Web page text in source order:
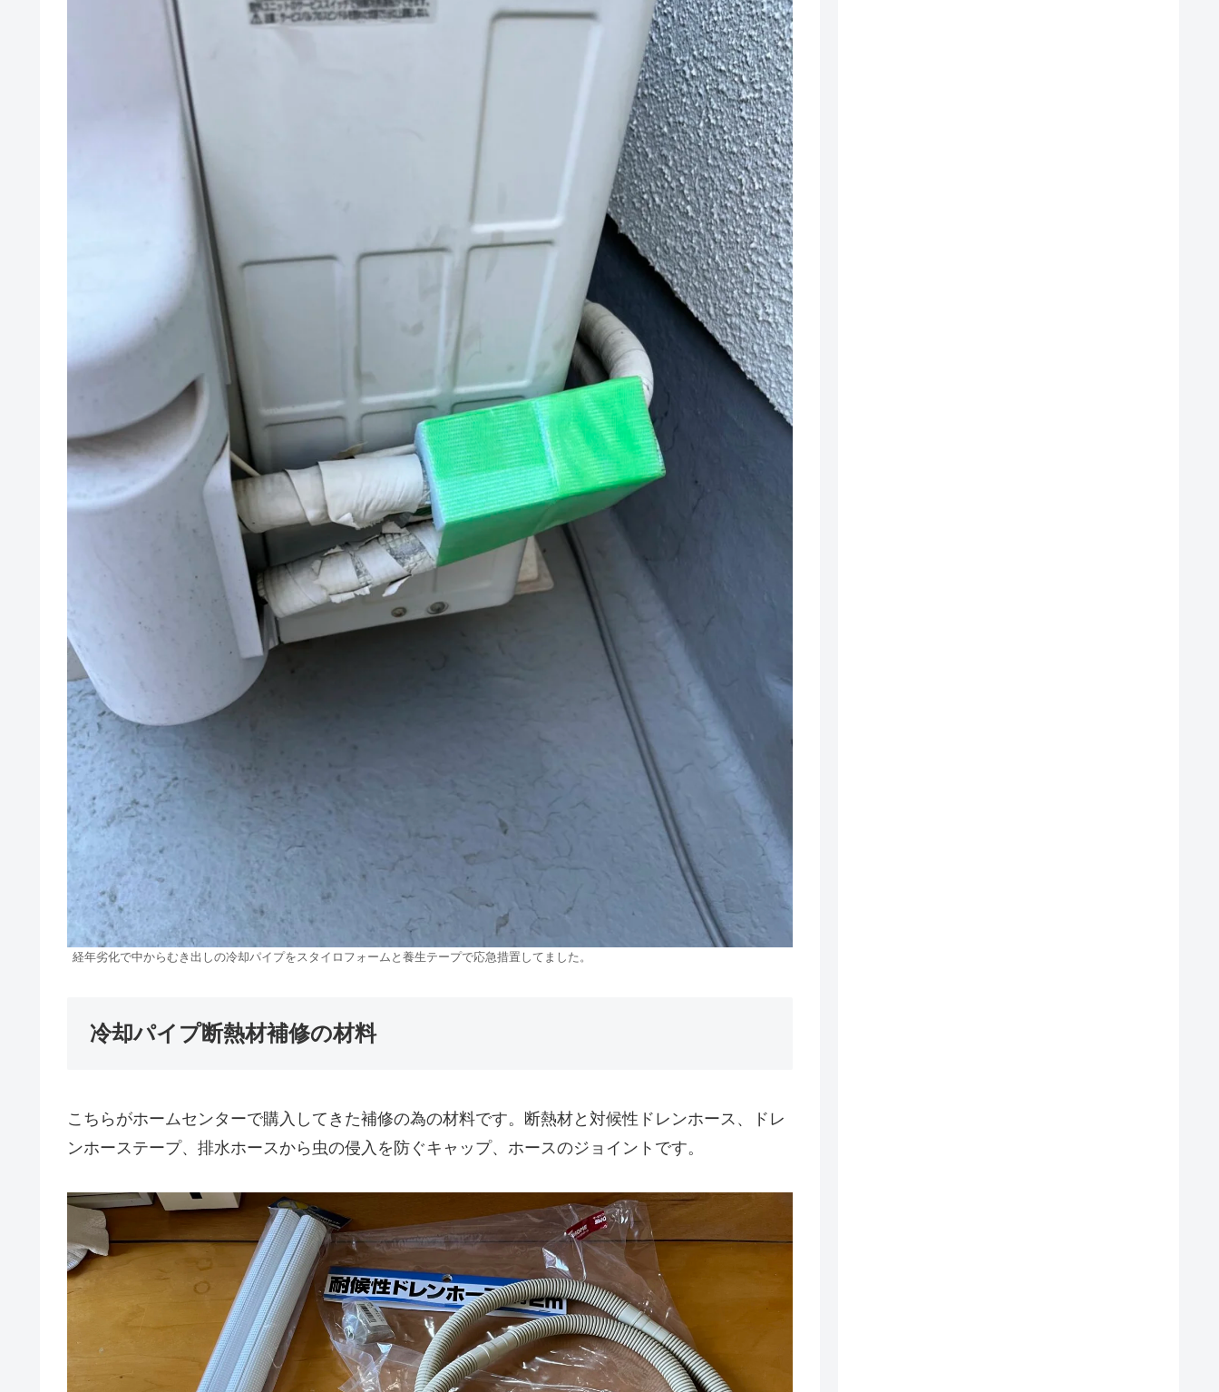
経年劣化で中からむき出しの冷却パイプをスタイロフォームと養生テープで応急措置してました。
冷却パイプ断熱材補修の材料
こちらがホームセンターで購入してきた補修の為の材料です。断熱材と対候性ドレンホース、ドレ
ンホーステープ、排水ホースから虫の侵入を防ぐキャップ、ホースのジョイントです。